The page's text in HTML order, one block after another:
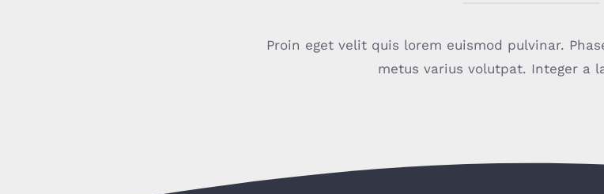
Proin eget velit quis lorem euismod pulvinar.
metus varius volutpat. Integer a